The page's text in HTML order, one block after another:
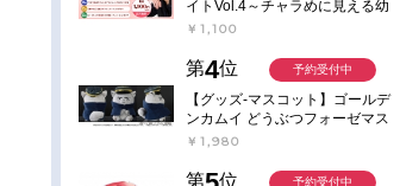
イトVol.4～チャラめに見える幼
馴染、実は一途で独占欲が強いん
￥1,100
第4位
【グッズ-マスコット】ゴールデ
ンカムイ どうぶつフォーゼマス
コット 5.月島軍曹【再販】
￥1,980
予約受付中
第 位 予約受付中